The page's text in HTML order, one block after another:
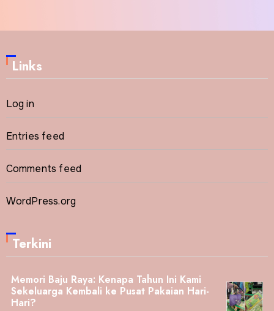
Links
Log in
Entries feed
Comments feed
WordPress.org
Terkini
Memori Baju Raya: Kenapa Tahun Ini Kami
Sekeluarga Kembali ke Pusat Pakaian Hari-
Hari?